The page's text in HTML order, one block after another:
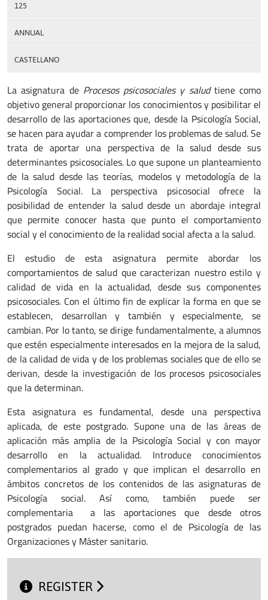
125
ANNUAL
CASTELLANO
La asignatura de Procesos psicosociales y saludtiene como
objetivo general proporcionar los conocimientos y posibilitar el
desarrollo de las aportaciones que, desde la Psicología Social,
se hacen para ayudar a comprender los problemas de salud. Se
trata de aportar una perspectiva de la salud desde sus
determinantes psicosociales. Lo que supone un planteamiento
de la salud desde las teorías, modelos y metodología de la
Psicología Social. La perspectiva psicosocial ofrece la
posibilidad de entender la salud desde un abordaje integral
que permite conocer hasta que punto el comportamiento
social y el conocimiento de la realidad social afecta a la salud.
El estudio de esta asignatura permite abordar los
comportamientos de salud que caracterizan nuestro estilo y
calidad de vida en la actualidad, desde sus componentes
psicosociales. Con el último fin de explicar la forma en que se
establecen, desarrollan y también y especialmente, se
cambian. Por lo tanto, se dirige fundamentalmente, a alumnos
que estén especialmente interesados en la mejora de la salud,
de la calidad de vida y de los problemas sociales que de ello se
derivan, desde la investigación de los procesos psicosociales
que la determinan.
Esta asignatura es fundamental, desde una perspectiva
aplicada, de este postgrado. Supone una de las áreas de
aplicación más amplia de la Psicología Social y con mayor
desarrollo en la actualidad. Introduce conocimientos
complementarios al grado y que implican el desarrollo en
ámbitos concretos de los contenidos de las asignaturas de
Psicología social. Así como, también puede ser
complementaria a las aportaciones que desde otros
postgrados puedan hacerse, como el de Psicología de las
Organizaciones y Máster sanitario.
REGISTER